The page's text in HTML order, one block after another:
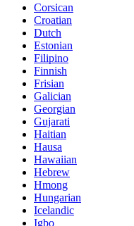
Corsican
Croatian
Dutch
Estonian
Filipino
Finnish
Frisian
Galician
Georgian
Gujarati
Haitian
Hausa
Hawaiian
Hebrew
Hmong
Hungarian
Icelandic
Igbo